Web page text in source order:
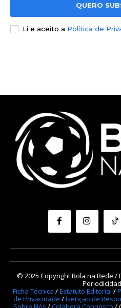
QUERO
Li e aceito a Política de
© 2025 Copyright Bola na Rede /
Ficha Técnica /Estatuto Editorial /
de Privacidade /Isenção de